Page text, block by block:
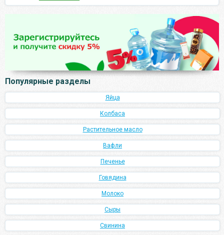
Популярные разделы
Яйца
Колбаса
Растительное масло
Вафли
Печенье
Говядина
Молоко
Сыры
Свинина